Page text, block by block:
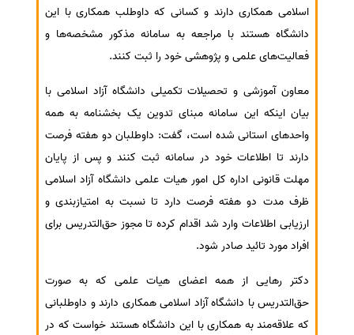
اسلامی همکاری دارند و کسانی که داوطلب همکاری با این
دانشگاه هستند با مراجعه به سامانه مذکور مشخصه‌ها و
فعالیت‌های علمی و پژوهشی خود را ثبت کنند.
معاون آموزشی و تحصیلات تکمیلی دانشگاه آزاد اسلامی با
بیان اینکه این سامانه مبنای تدوین یک بخشنامه به همه
واحدهای استانی شده است، گفت: داوطلبان دو هفته فرصت
دارند تا اطلاعات خود در سامانه ثبت کنند و پس از پایان
مهلت قانونی اداره کل امور هیات علمی دانشگاه آزاد اسلامی
ظرف مدت دو هفته فرصت دارد تا نسبت به امتیازبندی و
ارزیابی اطلاعات وارد شد اقدام کرده تا مجوز حق‌التدریس برای
افراد مورد تائید صادر شود.
دکتر رهایی از همه اعضای هیات علمی که به صورت
حق‌التدریس با دانشگاه آزاد اسلامی همکاری دارند و داوطلبانی
که علاقه‌مند به همکاری با این دانشگاه هستند خواست که در